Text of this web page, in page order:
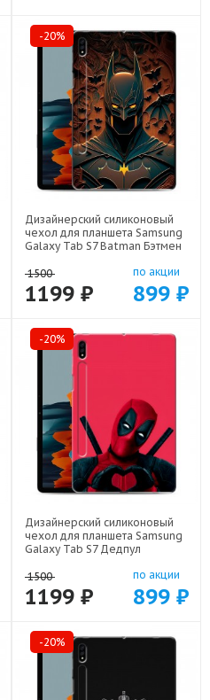
-20%
Дизайнерский силиконовый
чехол для планшета Samsung
Galaxy Tab S7 Batman Бэтмен
1500
1199 ₽
по акции
899 ₽
-20%
Дизайнерский силиконовый
чехол для планшета Samsung
Galaxy Tab S7 Дедпул
1500
1199 ₽
по акции
899 ₽
-20%